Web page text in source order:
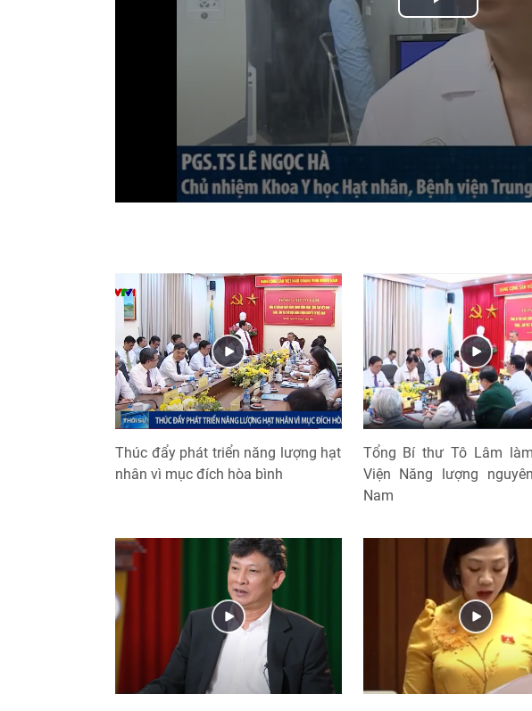
Play
Video
Thúc đẩy phát triển năng lượng hạt
nhân vì mục đích hòa bình
Tổng Bí thư Tô Lâm
Viện Năng lượng
Nam